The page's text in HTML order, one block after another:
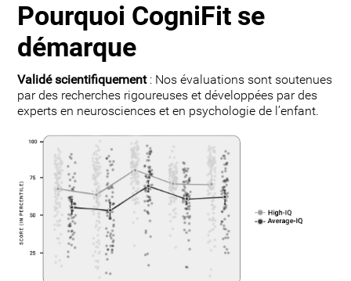
Pourquoi CogniFit se
démarque
Validé scientifiquement: Nos évaluations sont soutenues
par des recherches rigoureuses et développées par des
experts en neurosciences et en psychologie de l’enfant.